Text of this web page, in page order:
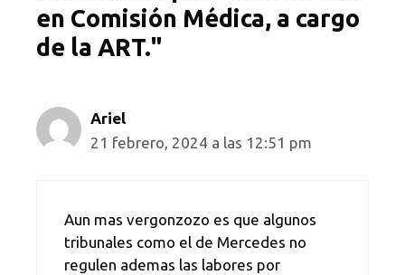
en Comisión Médica, a cargo
de la ART."
Ariel
21 febrero, 2024 a las 12:51 pm
Aun mas vergonzozo es que algunos
tribunales como el de Mercedes no
regulen ademas las labores por